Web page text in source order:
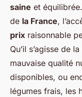
saine et
de la France,
prix raisonnable
Qu’il s’agisse de la
mauvaise qualité
disponibles, ou
légumes frais, les